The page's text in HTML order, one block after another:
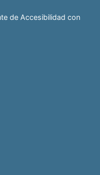
de Accesibilidad con